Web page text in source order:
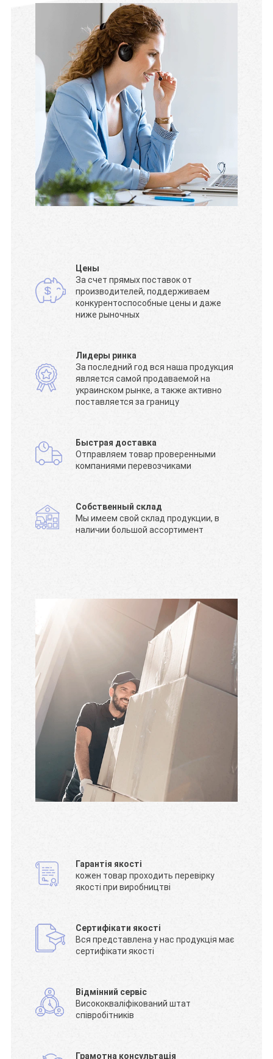
Цены
За счет прямых поставок от
производителей, поддерживаем
конкурентоспособные цены и даже
ниже рыночных
Лидеры ринка
За последний год вся наша продукция
является самой продаваемой на
украинском рынке, а также активно
поставляется за границу
Быстрая доставка
Отправляем товар проверенными
компаниями перевозчиками
Собственный склад
Мы имеем свой склад продукции, в
наличии большой ассортимент
Гарантія якості
кожен товар проходить перевірку
якості при виробництві
Сертифікати якості
Вся представлена у нас продукція має
сертифікати якості
Відмінний сервіс
Висококваліфікований штат
співробітників
Грамотна консультація